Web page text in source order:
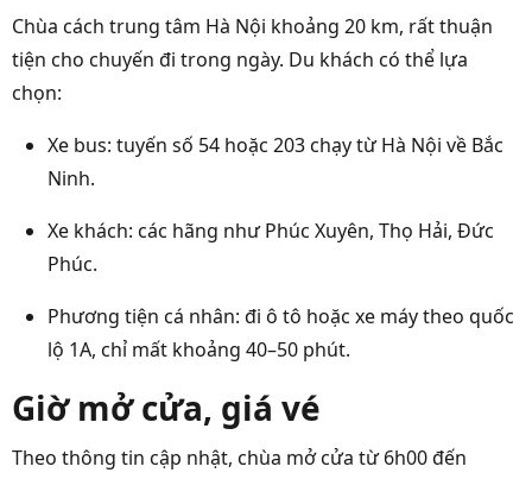
Chùa cách trung tâm Hà Nội khoảng 20 km, rất thuận
tiện cho chuyến đi trong ngày. Du khách có thể lựa
chọn:
Xe bus: tuyến số 54 hoặc 203 chạy từ Hà Nội về Bắc
Ninh.
Xe khách: các hãng như Phúc Xuyên, Thọ Hải, Đức
Phúc.
Phương tiện cá nhân: đi ô tô hoặc xe máy theo quốc
lộ 1A, chỉ mất khoảng 40–50 phút.
Giờ mở cửa, giá vé
Theo thông tin cập nhật, chùa mở cửa từ 6h00 đến